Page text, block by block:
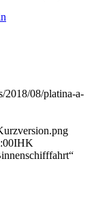
2018/08/platina-a-
IHK